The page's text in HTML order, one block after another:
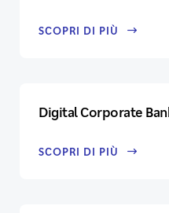
SCOPRI DI PIÙ
Digital Corporate
SCOPRI DI PIÙ